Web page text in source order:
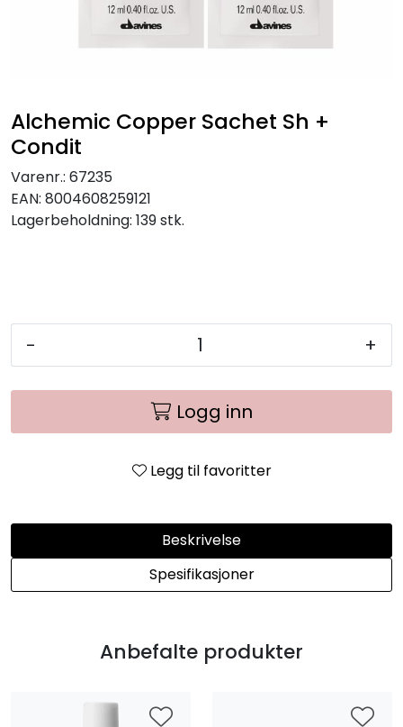
Alchemic Copper Sachet Sh +
Condit
Varenr.: 67235
EAN: 8004608259121
Lagerbeholdning: 139 stk.
- +
Logg inn
Legg til favoritter
Beskrivelse
Spesifikasjoner
Anbefalte produkter